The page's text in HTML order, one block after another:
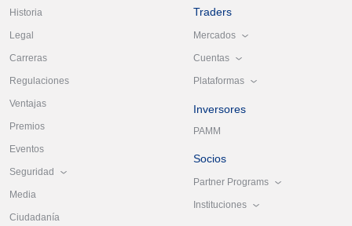
Historia
Legal
Carreras
Regulaciones
Ventajas
Premios
Eventos
Seguridad
Media
Ciudadanía
Traders
Mercados
Cuentas
Plataformas
Inversores
PAMM
Socios
Partner Programs
Instituciones